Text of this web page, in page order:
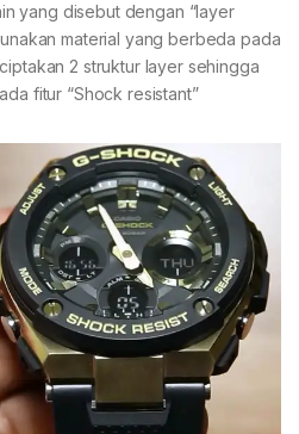
yang disebut dengan “layer
material yang berbeda pada
2 struktur layer sehingga
fitur “Shock resistant”